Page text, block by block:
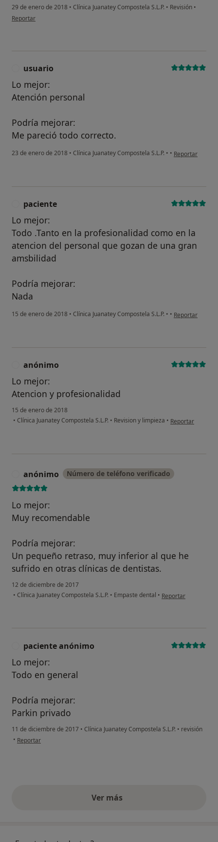
29 de enero de 2018 • Clínica Juanatey Compostela S.L.P. • Revisión •
en opinión del usuario usuario
Reportar
usuario
Lo mejor:
Atención personal
Podría mejorar:
Me pareció todo correcto.
23 de enero de 2018 • Clínica Juanatey Compostela S.L.P. • • en opinión del
Reportar
paciente
Lo mejor:
Todo .Tanto en la profesionalidad como en la
atencion del personal que gozan de una gran
amsbilidad
Podría mejorar:
Nada
15 de enero de 2018 • Clínica Juanatey Compostela S.L.P. • • en opinión del
Reportar
anónimo
Lo mejor:
Atencion y profesionalidad
15 de enero de 2018
• Clínica Juanatey Compostela S.L.P. • Revision y limpieza • en opinión del
Reportar
anónimo Número de teléfono verificado
Lo mejor:
Muy recomendable
Podría mejorar:
Un pequeño retraso, muy inferior al que he
sufrido en otras clínicas de dentistas.
12 de diciembre de 2017
• Clínica Juanatey Compostela S.L.P. • Empaste dental • en opinión del
Reportar
paciente anónimo
Lo mejor:
Todo en general
Podría mejorar:
Parkin privado
11 de diciembre de 2017 • Clínica Juanatey Compostela S.L.P. • revisión
• en opinión del usuario paciente anónimo
Reportar
Ver másopiniones anteriores